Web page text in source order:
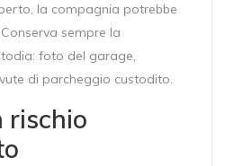
la compagnia potrebbe
sempre la
foto del garage,
di parcheggio custodito.
rischio